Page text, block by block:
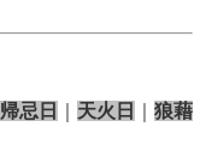
帰忌日 天火日
狼藉